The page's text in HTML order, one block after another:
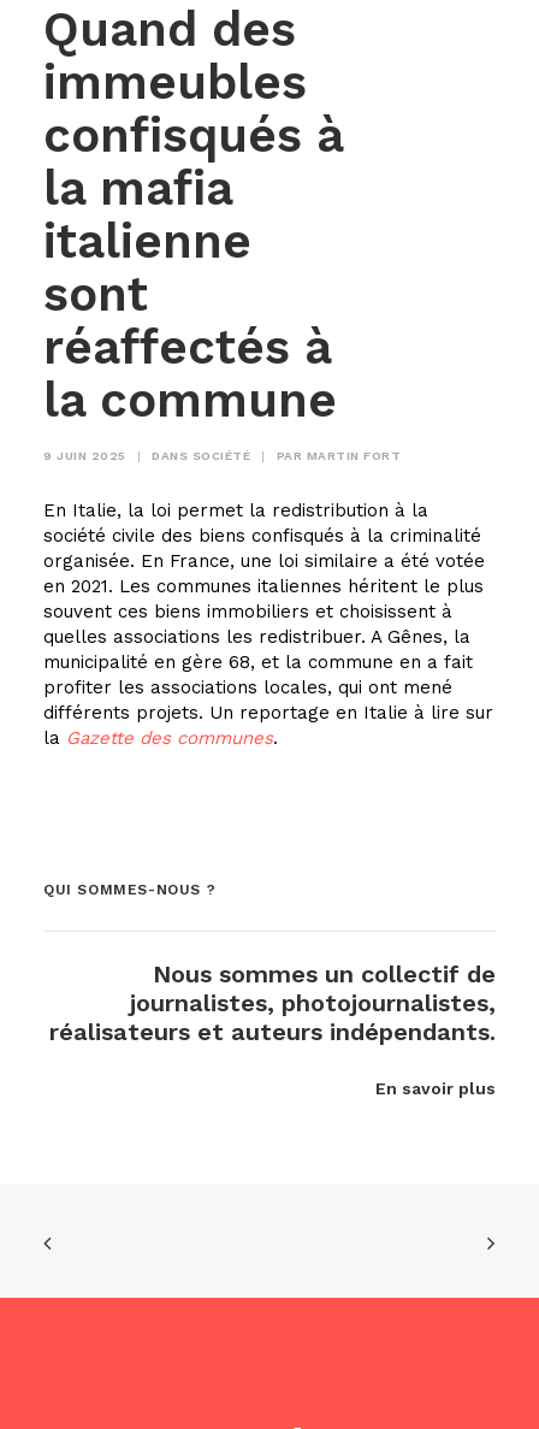
Quand des
immeubles
confisqués à
la mafia
italienne
sont
réaffectés à
la commune
9 JUIN 2025 | DANS SOCIÉTÉ | PAR MARTIN FORT
En Italie, la loi permet la redistribution à la
société civile des biens confisqués à la criminalité
organisée. En France, une loi similaire a été votée
en 2021. Les communes italiennes héritent le plus
souvent ces biens immobiliers et choisissent à
quelles associations les redistribuer. A Gênes, la
municipalité en gère 68, et la commune en a fait
profiter les associations locales, qui ont mené
différents projets. Un reportage en Italie à lire sur
la Gazette des communes.
QUI SOMMES-NOUS ?
Nous sommes un collectif de
journalistes, photojournalistes,
réalisateurs et auteurs indépendants.
En savoir plus